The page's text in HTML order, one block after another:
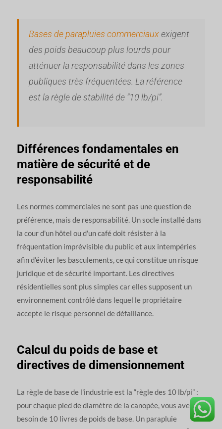
Bases de parapluies commerciauxexigent
des poids beaucoup plus lourds pour
atténuer la responsabilité dans les zones
publiques très fréquentées. La référence
est la règle de stabilité de “10 lb/pi”.
Différences fondamentales en
matière de sécurité et de
responsabilité
Les normes commerciales ne sont pas une question de
préférence, mais de responsabilité. Un socle installé dans
la cour d'un hôtel ou d'un café doit résister à la
fréquentation imprévisible du public et aux intempéries
afin d'éviter les basculements, ce qui constitue un risque
juridique et de sécurité important. Les directives
résidentielles sont plus simples car elles supposent un
environnement contrôlé dans lequel le propriétaire
accepte le risque personnel de défaillance.
Calcul du poids de base et
directives de dimensionnement
La règle de base de l'industrie est la “règle des 10 lb/pi” :
pour chaque pied de diamètre de la canopée, vous avez
besoin de 10 livres de poids de base. Un parapluie